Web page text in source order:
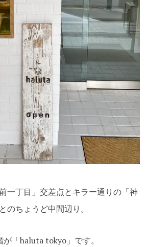
一丁目」交差点とキラー通りの「神
のちょうど中間辺り。
「haluta tokyo」です。